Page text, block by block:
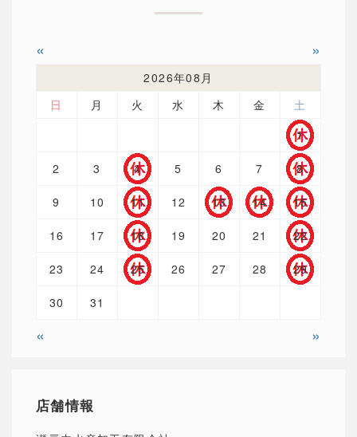
« »
2026年08月
日
月 火 水 木 金
土
1
2 3 4 5 6 7 8
9 10 11 12 13 14 15
16 17 18 19 20 21 22
23 24 25 26 27 28 29
30 31
« »
店舗情報